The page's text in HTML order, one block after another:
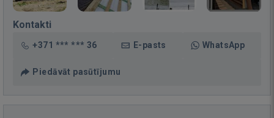
Kontakti
+371 *** *** 36 E-pasts WhatsApp
Piedāvāt pasūtījumu